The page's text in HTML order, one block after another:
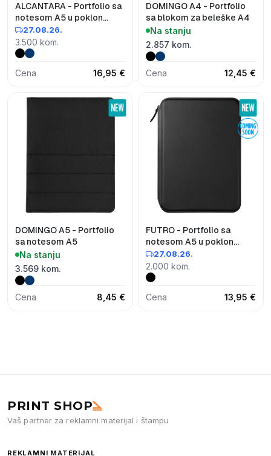
ALCANTARA - Portfolio sa
notesom A5 u poklon
kutiji
27.08.26.
3.500 kom.
Cena 16,95 €
DOMINGO A4 - Portfolio
sa blokom za beleške A4
Na stanju
2.857 kom.
Cena 12,45 €
DOMINGO A5 - Portfolio
sa notesom A5
Na stanju
3.569 kom.
Cena 8,45 €
FUTRO - Portfolio sa
notesom A5 u poklon
kutiji
27.08.26.
2.000 kom.
Cena 13,95 €
PRINT SHOP
Vaš partner za reklamni materijal i štampu
REKLAMNI MATERIJAL